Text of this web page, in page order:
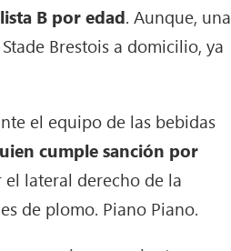
B por edad. Aunque, una
Brestois a domicilio, ya
el equipo de las bebidas
cumple sanción por
el lateral derecho de la
de plomo. Piano Piano.